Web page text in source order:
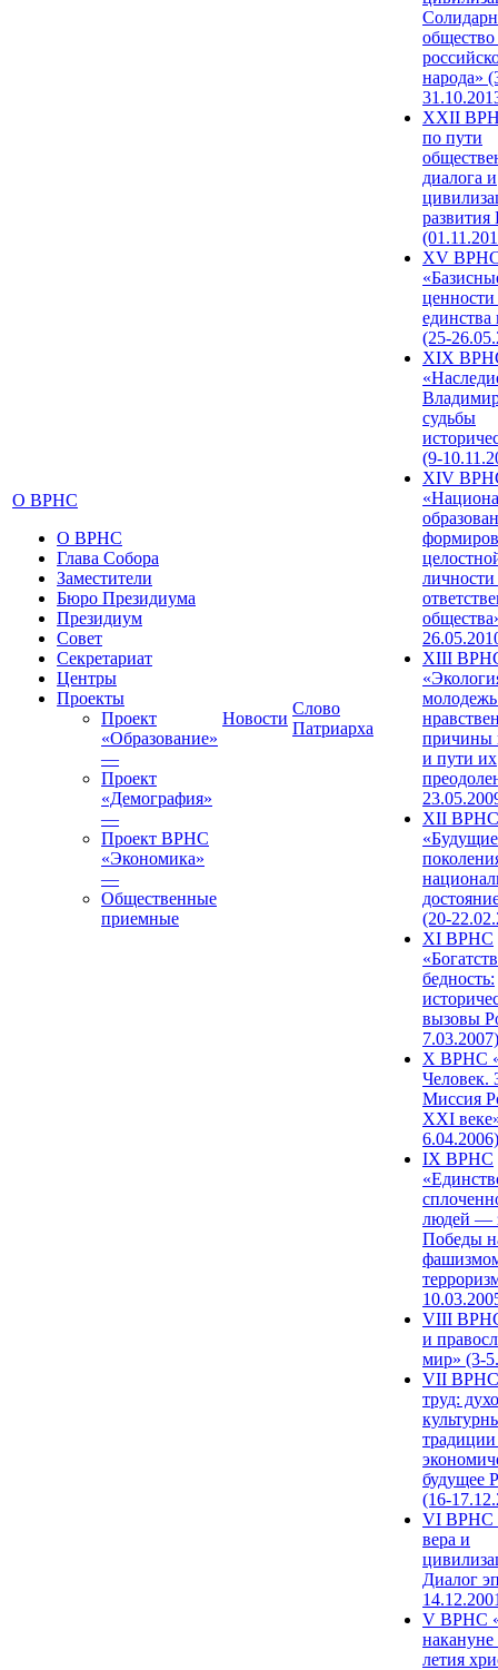
О ВРНС
О ВРНС
Глава Собора
Заместители
Бюро Президиума
Президиум
Совет
Секретариат
Центры
Проекты
Проект
«Образование»
—
Проект
«Демография»
—
Проект ВРНС
«Экономика»
—
Общественные
приемные
Новости
Слово
Патриарха
народа»
XXII
по пути
диалога и
развития
XV
единства
(25-
XIX
судьбы
(9-
XIV
XIII
причины
и пути их
XII ВРНС
«Будущие
(20-
XI ВРНС
бедность:
вызовы
7.03.2007)
X ВРНС
Человек.
Миссия
XXI
6.04.2006)
IX ВРНС
людей —
Победы
VIII
и
мир» (3-
VII ВРНС
труд:
будущее
(16-
VI ВРНС
вера и
Диалог
V ВРНС
накануне
летия